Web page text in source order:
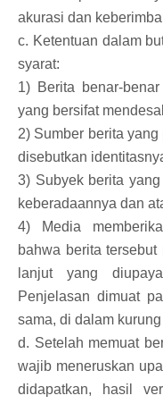
akurasi dan
c. Ketentuan dalam
syarat:
1) Berita benar-
yang bersifat
2) Sumber berita
disebutkan
3) Subyek berita
keberadaannya dan
4) Media
bahwa berita
lanjut yang
Penjelasan dimuat
sama, di dalam
d. Setelah memuat
wajib meneruskan
didapatkan, hasil